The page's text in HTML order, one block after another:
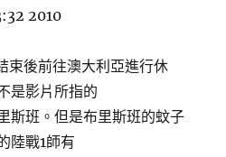
2010
束後前往澳大利亞進行休
是影片所指的
斯班。但是布里斯班的蚊子
陸戰1師有